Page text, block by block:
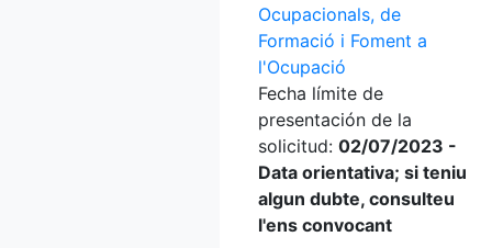
Ocupacionals, de
Formació i Foment a
l'Ocupació
Fecha límite de
presentación de la
solicitud: 02/07/2023 -
Data orientativa; si teniu
algun dubte, consulteu
l'ens convocant